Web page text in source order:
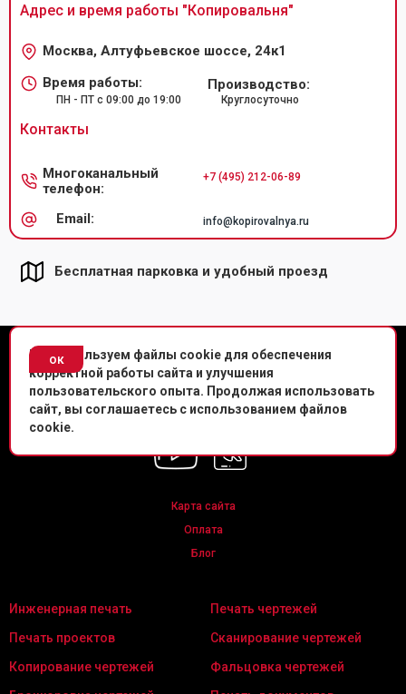
Адрес и время работы "Копировальня"
Москва, Алтуфьевское шоссе, 24к1
Время работы:
ПН - ПТ с 09:00 до 19:00
Производство:
Круглосуточно
Контакты
Многоканальный
телефон:
+7 (495) 212-06-89
Email: info@kopirovalnya.ru
Бесплатная парковка и удобный проезд
ок
Мы используем файлы cookie для обеспечения
корректной работы сайта и улучшения
пользовательского опыта. Продолжая использовать
сайт, вы соглашаетесь с использованием файлов
cookie.
© Копировальный центр «Копировальня» 2013-
Политика конфиденциальности
Мы в соц. сетях
Карта сайта
Оплата
Блог
Инженерная печать
Печать чертежей
Печать проектов
Сканирование чертежей
Копирование чертежей
Фальцовка чертежей